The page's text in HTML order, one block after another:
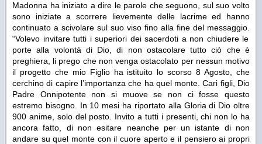
Madonna ha iniziato a dire le parole che seguono, sul suo volto
sono iniziate a scorrere lievemente delle lacrime ed hanno
continuato a scivolare sul suo viso fino alla fine del messaggio.
“Volevo invitare tutti i superiori dei sacerdoti a non chiudere le
porte alla volontà di Dio, di non ostacolare tutto ciò che è
preghiera, li prego che non venga ostacolato per nessun motivo
il progetto che mio Figlio ha istituito lo scorso 8 Agosto, che
cerchino di capire l’importanza che ha quel monte. Cari figli, Dio
Padre Onnipotente non si muove se non ci fosse questo
estremo bisogno. In 10 mesi ha riportato alla Gloria di Dio oltre
900 anime, solo del posto. Invito a tutti i presenti, chi non lo ha
ancora fatto, di non esitare neanche per un istante di non
andare su quel monte con il cuore aperto e il pensiero ai propri